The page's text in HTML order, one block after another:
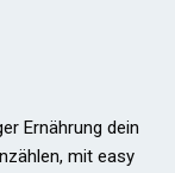
Ernährung dein
mit easy